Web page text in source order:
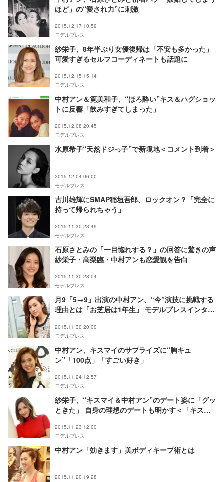
ほど」の“愛され力”に刺激
2015.12.17 10:59
モデルプレス
紗栄子、8年半ぶり女優復帰は「不安も多かった」
可愛すぎるセルフコーディネートも話題に
2015.12.15 15:14
モデルプレス
中村アン＆筧美和子、“ほろ酔い”キス＆ハグショッ
トに反響「飲みすぎてしまった」
2015.12.08 20:45
モデルプレス
水原希子“天然ドジっ子”で新境地＜コメント到着＞
2015.12.04 06:00
モデルプレス
古川雄輝にSMAP稲垣吾郎、ロックオン？「完全に
持って帰られちゃう」
2015.11.30 23:49
モデルプレス
石原さとみの「一目惚れする？」の回答に驚きの声
紗栄子・高梨臨・中村アンも恋愛観を告白
2015.11.30 23:04
モデルプレス
月9「5→9」出演の中村アン、“今”演技に挑戦する
理由とは「お芝居は1年生」 モデルプレスインタビ
2015.11.30 20:00
モデルプレス
中村アン、キスマイのサプライズに“胸キュ
ン”「100点」「すごい好き」
2015.11.24 12:57
モデルプレス
紗栄子、“キスマイ＆中村アン”のデート姿に「グッ
ときた」 自身の理想のデートも明かす＜「キスブ
2015.11.23 12:00
モデルプレス
中村アン「効きます」美ボディキープ術とは
2015.11.20 19:28